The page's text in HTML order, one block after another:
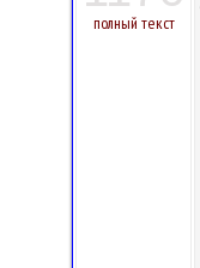
полный текст